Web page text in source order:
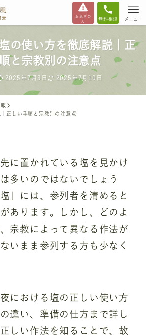
お急ぎの
方
無料相談 メニュー
の使い方を徹底解説｜正
と宗教別の注意点
2025年7月3日 2025年7月10日
正しい手順と宗教別の注意点
に置かれている塩を見かけ
多いのではないでしょう
」には、参列者を清めると
あります。しかし、どのよ
宗教によって異なる作法が
いまま参列する方も少なく
における塩の正しい使い方
違い、準備の仕方まで詳し
しい作法を知ることで、故